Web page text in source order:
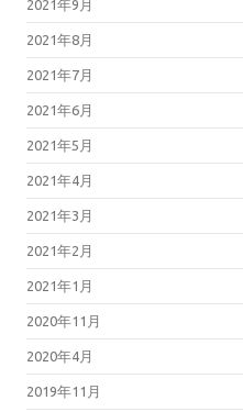
2021年9月
2021年8月
2021年7月
2021年6月
2021年5月
2021年4月
2021年3月
2021年2月
2021年1月
2020年11月
2020年4月
2019年11月